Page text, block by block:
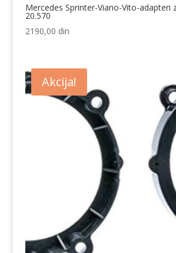
Mercedes Sprinter-Viano-Vito-adapteri
20.570
2190,00 din
Akcija!